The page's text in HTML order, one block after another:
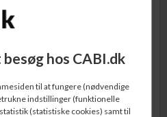
hos CABI.dk
til at fungere (nødvendige
indstillinger (funktionelle
(statistiske cookies) samt til
Canon 046H TonerRabatpakke
med 1 af hver farve